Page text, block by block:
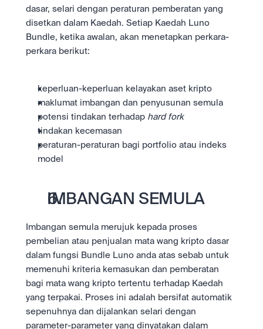
dasar, selari dengan peraturan pemberatan yang
disetkan dalam Kaedah. Setiap Kaedah Luno
Bundle, ketika awalan, akan menetapkan perkara-
perkara berikut:
keperluan-keperluan kelayakan aset kripto
maklumat imbangan dan penyusunan semula
potensi tindakan terhadap hard fork
tindakan kecemasan
peraturan-peraturan bagi portfolio atau indeks
model
IMBANGAN SEMULA
Imbangan semula merujuk kepada proses
pembelian atau penjualan mata wang kripto dasar
dalam fungsi Bundle Luno anda atas sebab untuk
memenuhi kriteria kemasukan dan pemberatan
bagi mata wang kripto tertentu terhadap Kaedah
yang terpakai. Proses ini adalah bersifat automatik
sepenuhnya dan dijalankan selari dengan
parameter-parameter yang dinyatakan dalam